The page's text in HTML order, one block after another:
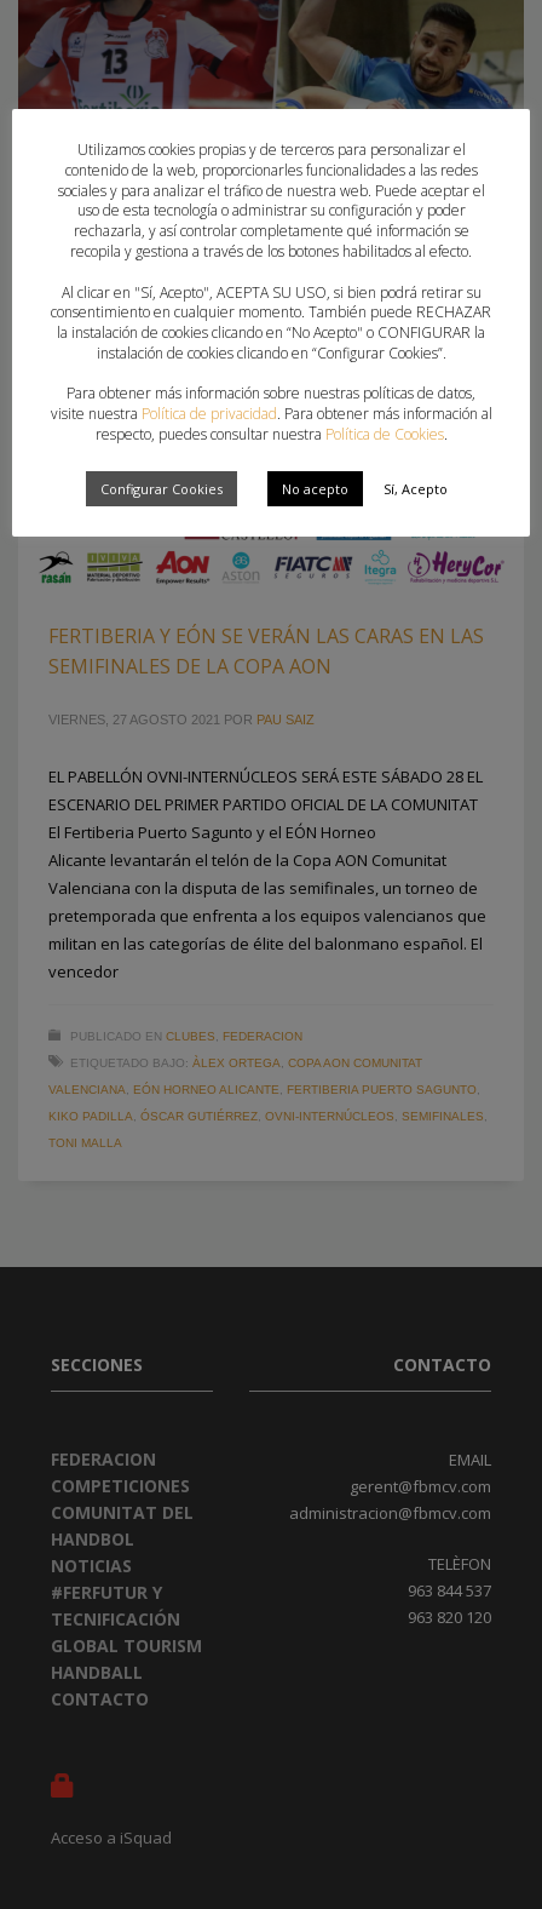
FERTIBERIA Y EÓN SE VERÁN LAS CARAS EN LAS
SEMIFINALES DE LA COPA AON
VIERNES, 27 AGOSTO 2021 POR PAU SAIZ
EL PABELLÓN OVNI-INTERNÚCLEOS SERÁ ESTE SÁBADO 28 EL
ESCENARIO DEL PRIMER PARTIDO OFICIAL DE LA COMUNITAT
El Fertiberia Puerto Sagunto y el EÓN Horneo
Alicante levantarán el telón de la Copa AON Comunitat
Valenciana con la disputa de las semifinales, un torneo de
pretemporada que enfrenta a los equipos valencianos que
militan en las categorías de élite del balonmano español. El
vencedor
PUBLICADO EN CLUBES
FEDERACION
ETIQUETADO BAJO: ÀLEX ORTEGA
COPA AON COMUNITAT
VALENCIANA
EÓN HORNEO ALICANTE FERTIBERIA PUERTO SAGUNTO
KIKO PADILLA
ÓSCAR GUTIÉRREZ OVNI-INTERNÚCLEOS SEMIFINALES
TONI MALLA
SECCIONES
FEDERACION
COMPETICIONES
COMUNITAT DEL
HANDBOL
NOTICIAS
#FERFUTUR Y
TECNIFICACIÓN
GLOBAL TOURISM
HANDBALL
CONTACTO
Acceso a iSquad
CONTACTO
EMAIL
gerent@fbmcv.com
administracion@fbmcv.com
TELÈFON
963 844 537
963 820 120
Utilizamos cookies propias y de terceros para personalizar el
contenido de la web, proporcionarles funcionalidades a las redes
sociales y para analizar el tráfico de nuestra web. Puede aceptar el
uso de esta tecnología o administrar su configuración y poder
rechazarla, y así controlar completamente qué información se
recopila y gestiona a través de los botones habilitados al efecto.
Al clicar en "Sí, Acepto", ACEPTA SU USO, si bien podrá retirar su
consentimiento en cualquier momento. También puede RECHAZAR
la instalación de cookies clicando en “No Acepto" o CONFIGURAR la
instalación de cookies clicando en “Configurar Cookies”.
Para obtener más información sobre nuestras políticas de datos,
visite nuestra Política de privacidad. Para obtener más información al
respecto, puedes consultar nuestra Política de Cookies.
Configurar Cookies No acepto Sí, Acepto